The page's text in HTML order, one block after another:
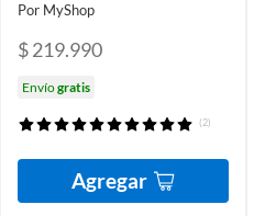
Por MyShop
$ 219.990
Envíogratis
(2)
Agregar